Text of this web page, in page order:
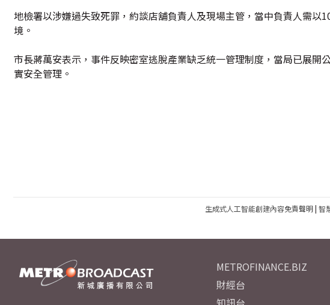
地檢署以涉嫌過失致死罪，約談店舖負責人及現場主管，當中負責人需
境。
市長蔣萬安表示，事件反映密室逃脫產業缺乏統一管理制度，當局已展
實安全管理。
生成式人工智能創建內容免責聲明| 智
METROFINANCE.BIZ
財經台